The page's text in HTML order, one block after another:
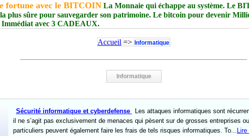
fortune avec le BITCOIN La Monnaie qui échappe au système. Le
plus sûre pour sauvegarder son patrimoine. Le bitcoin pour devenir
Immédiat avec 3 CADEAUX.
Accueil => Informatique
Informatique
Sécurité informatique et cyberdefense
Les attaques informatiques sont
il ne s’agit pas exclusivement de menaces qui pèsent sur de grosses entreprises
particuliers peuvent également faire les frais de tels risques informatiques. To...